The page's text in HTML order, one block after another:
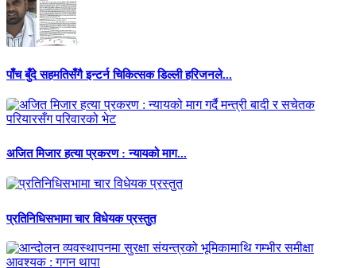
पाँच बुँदे सहमतिसँगै इन्टर्न चिकित्सक डिल्ली हरिजनले...
अजित मिजार हत्या प्रकरण : न्यायको माग...
प्रतिनिधिसभामा चार विधेयक प्रस्तुत